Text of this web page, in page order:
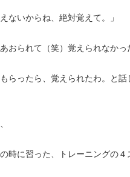
ないからね、絶対覚えて。」
おられて（笑）覚えられなかっ
らったら、覚えられたわ。と話
時に習った、トレーニングの４